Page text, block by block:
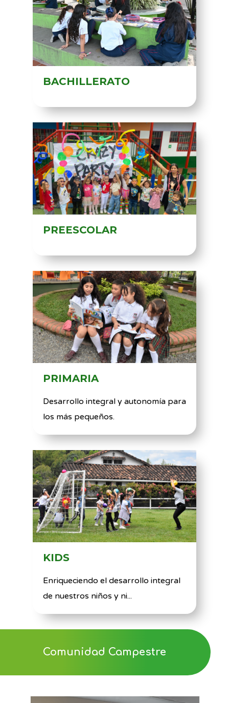
BACHILLERATO
PREESCOLAR
PRIMARIA
Desarrollo integral y autonomía para
los más pequeños.
KIDS
Enriqueciendo el desarrollo integral
de nuestros niños y ni...
Comunidad Campestre